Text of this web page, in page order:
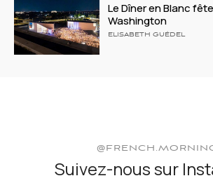
Le Dîner en Blanc
Washington
ELISABETH GUÉDEL
Suivez-nous sur